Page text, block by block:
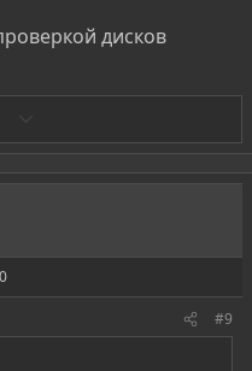
дисков
р
о
в
0
#9